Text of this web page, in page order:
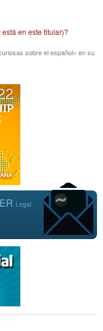
en este titular)?
sobre el español» en su
Legal